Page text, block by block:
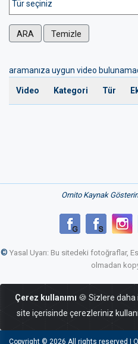
ARA Temizle
aramanıza uygun video
Video Kategori Tür
Ornito Kaynak
© Yasal Uyarı: Bu sitedeki fotoğraflar,
olmadan
Çerez kullanımı 🍪 Sizlere
site içerisinde çerezleriniz
Copyright © 2026 All rights reserved |